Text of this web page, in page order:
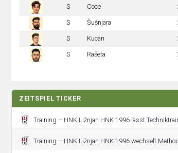
S Coce
S Šušnjara
S Kucan
S Rašeta
ZEITSPIEL TICKER
Training – HNK Ližnjan HNK 1996 lässt
Training – HNK Ližnjan HNK 1996 wechselt